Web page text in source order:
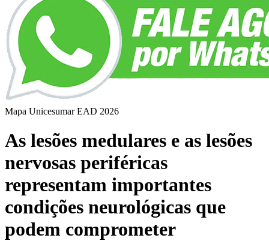
Mapa Unicesumar EAD 2026
As lesões medulares e as lesões
nervosas periféricas
representam importantes
condições neurológicas que
podem comprometer